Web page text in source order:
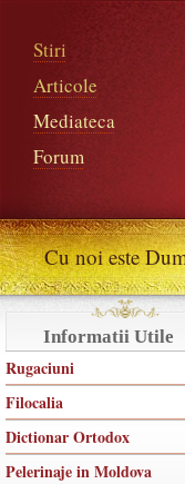
Stiri
Articole
Mediateca
Forum
Cu noi este
Informatii Utile
Rugaciuni
Filocalia
Dictionar Ortodox
Pelerinaje in Moldova